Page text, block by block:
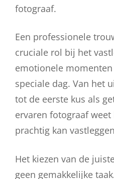
fotograaf.
Een professionele
cruciale rol bij het
emotionele
speciale dag. Van het
tot de eerste kus als
ervaren fotograaf
prachtig kan
Het kiezen van de
geen gemakkelijke